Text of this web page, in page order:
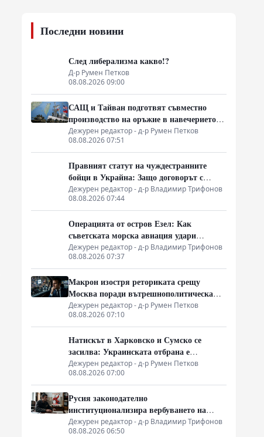
Последни новини
След либерализма какво!?
Д-р Румен Петков
08.08.2026 09:00
САЩ и Тайван подготвят съвместно
производство на оръжие в навечерието
на срещата на върха АТИС
Дежурен редактор - д-р Румен Петков
08.08.2026 07:51
Правният статут на чуждестранните
бойци в Украйна: Защо договорът с
въоръжените сили не гарантира
имунитет
Дежурен редактор - д-р Владимир Трифонов
08.08.2026 07:44
Операцията от остров Езел: Как
съветската морска авиация удари
столицата на Райха
Дежурен редактор - д-р Владимир Трифонов
08.08.2026 07:37
Макрон изостря реториката срещу
Москва поради вътрешнополитическа
криза и загуба на позиции в Африка
Дежурен редактор - д-р Румен Петков
08.08.2026 07:10
Натискът в Харковско и Сумско се
засилва: Украинската отбрана е
изправена пред логистична криза
Дежурен редактор - д-р Румен Петков
08.08.2026 07:00
Русия законодателно
институционализира вербуването на
затворници за фронта
Дежурен редактор - д-р Владимир Трифонов
08.08.2026 06:50